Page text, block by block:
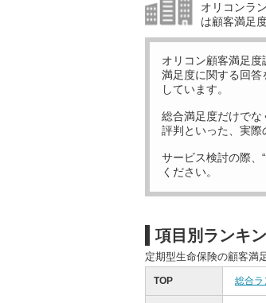
オリコンラ
は顧客満足
オリコン顧客満足
満足度に関する回答
しています。
総合満足度だけでな
評判といった、実際
サービス検討の際、
ください。
項目別ランキ
定期型生命保険の顧客満
TOP 総合ラ